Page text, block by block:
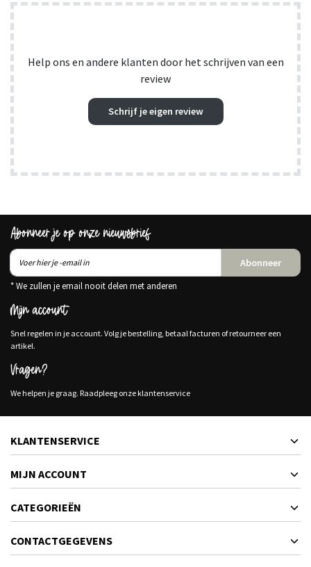
Help ons en andere klanten door het schrijven van een
review
Schrijf je eigen review
Abonneer je op onze nieuwsbrief
Abonneer
* We zullen je email nooit delen met anderen
Mijn account
Snel regelen in je account. Volg je bestelling, betaal facturen of retourneer een
artikel.
Vragen?
We helpen je graag. Raadpleeg onze klantenservice
KLANTENSERVICE
MIJN ACCOUNT
CATEGORIEËN
CONTACTGEGEVENS